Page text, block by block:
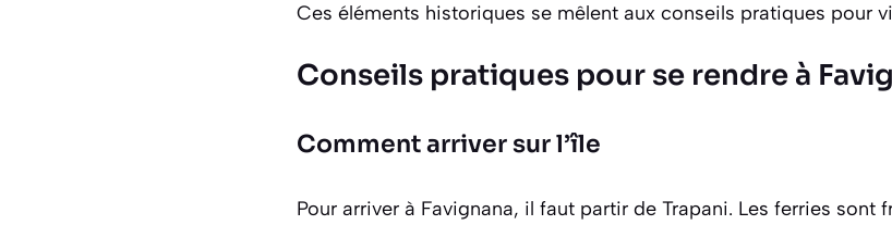
Ces éléments historiques se mêlent aux conseils pratiques pour
Conseils pratiques pour se rendre à
Comment arriver sur l’île
Pour arriver à Favignana, il faut partir de Trapani. Les ferries sont